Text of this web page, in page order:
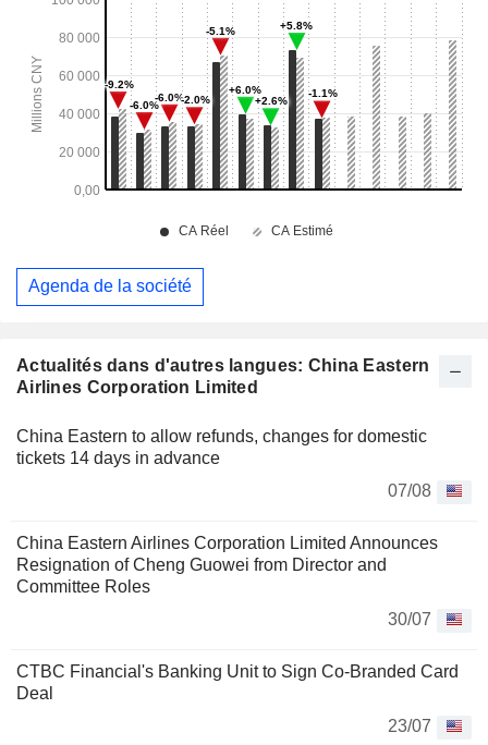
Actualités dans d'autres langues: China Eastern
Airlines Corporation Limited
China Eastern to allow refunds, changes for domestic
tickets 14 days in advance
07/08
China Eastern Airlines Corporation Limited Announces
Resignation of Cheng Guowei from Director and
Committee Roles
30/07
CTBC Financial's Banking Unit to Sign Co-Branded Card
Deal
23/07
Agenda de la société